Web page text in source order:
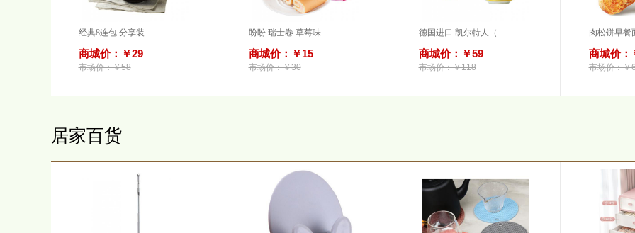
经典8连包 分享装 ...
商城价：￥29
市场价：￥58
盼盼 瑞士卷 草莓味...
商城价：￥15
市场价：￥30
德国进口 凯尔特人（...
商城价：￥59
市场价：￥118
肉松饼早餐
商城价：
市场价：￥
居家百货